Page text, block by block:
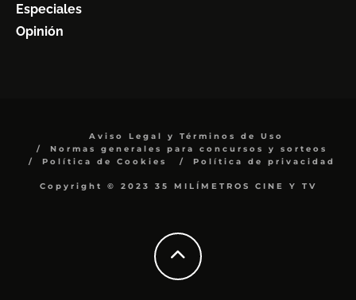
Especiales
Opinión
Aviso Legal y Términos de Uso
Normas generales para concursos y sorteos
Política de Cookies
Política de privacidad
Copyright © 2023 35 MILÍMETROS CINE Y TV